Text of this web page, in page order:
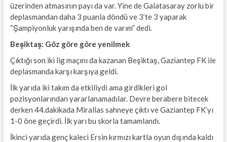
üzerinden atmasının payı da var. Yine de Galatasaray zorlu bir
deplasmandan daha 3 puanla döndü ve 3’te 3 yaparak
“Şampiyonluk yarışında ben de varım” dedi.
Beşiktaş: Göz göre göre yenilmek
Çıktığı son iki lig maçını da kazanan Beşiktaş, Gaziantep FK ile
deplasmanda karşı karşıya geldi.
İlk yarıda iki takım da etkiliydi ama girdikleri gol
pozisyonlarından yararlanamadılar. Devre berabere bitecek
derken 44.dakikada Mirallas sahneye çıktı ve Gaziantep FK’yı
1-0 öne geçirdi. İlk yarı bu skorla tamamlandı.
İkinci yarıda genç kaleci Ersin kırmızı kartla oyun dışında kaldı